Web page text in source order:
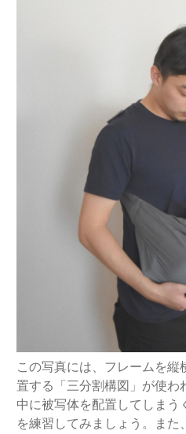
この写真には、フレームを
置する「三分割構図」が使わ
中に被写体を配置してしまう
を練習してみましょう。また